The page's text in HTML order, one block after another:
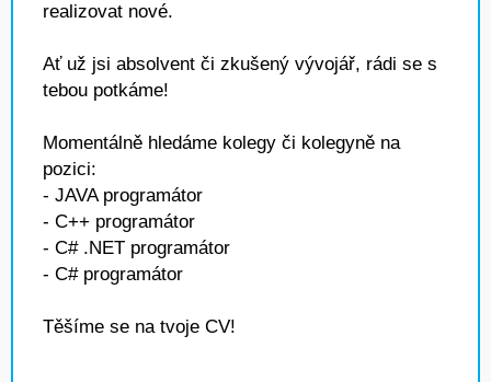
realizovat nové.
Ať už jsi absolvent či zkušený vývojář, rádi se s
tebou potkáme!
Momentálně hledáme kolegy či kolegyně na
pozici:
- JAVA programátor
- C++ programátor
- C# .NET programátor
- C# programátor
Těšíme se na tvoje CV!